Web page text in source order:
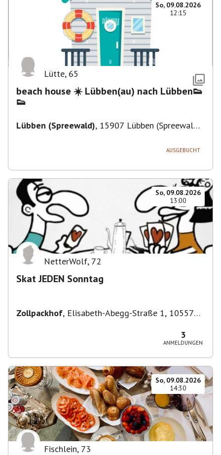
So, 09.08.2026
12:15
Lütte, 65
beach house ☀️ Lübben(au) nach Lübben👟
👟
Lübben (Spreewald), 15907 Lübben (Spreewald),
AUSGEBUCHT
So, 09.08.2026
13:00
NetterWolf, 72
Skat JEDEN Sonntag
Zollpackhof, Elisabeth-Abegg-Straße 1, 10557
3
ANMELDUNGEN
So, 09.08.2026
14:30
Fischlein, 73